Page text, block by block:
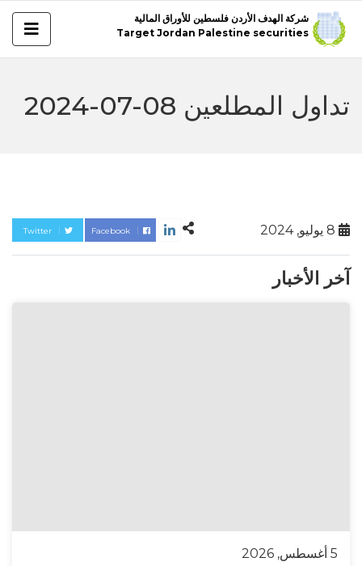
شركة الهدف الأردن فلسطين للأوراق المالية
Target Jordan Palestine securities
تداول المطلعين 08-07-2024
Twitter Facebook
آخر الأخبار
5 أغسطس, 2026